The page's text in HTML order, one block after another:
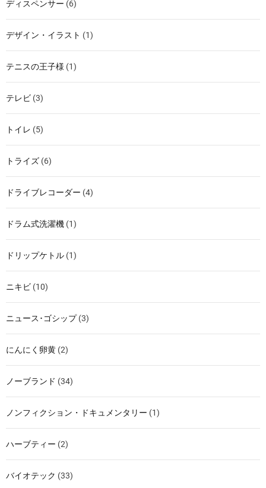
ディスペンサー (6)
デザイン・イラスト (1)
テニスの王子様 (1)
テレビ (3)
トイレ (5)
トライズ (6)
ドライブレコーダー (4)
ドラム式洗濯機 (1)
ドリップケトル (1)
ニキビ (10)
ニュース･ゴシップ(3)
にんにく卵黄 (2)
ノーブランド (34)
ノンフィクション・ドキュメンタリー (1)
ハーブティー (2)
バイオテック (33)